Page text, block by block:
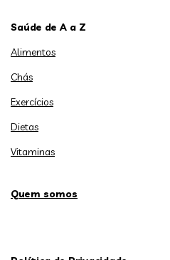
Saúde de A a Z
Alimentos
Chás
Exercícios
Dietas
Vitaminas
Quem somos